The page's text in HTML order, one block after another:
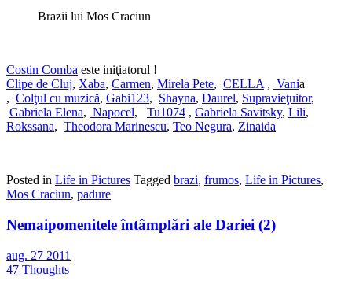
Brazii lui Mos Craciun
Costin Comba este iniţiatorul !
Clipe de Cluj, Xaba, Carmen, Mirela Pete, CELLA , Vania
, Colţul cu muzică, Gabi123, Shayna, Daurel, Supravieţuitor,
Gabriela Elena, Napocel, Tu1074 , Gabriela Savitsky, Lili,
Rokssana, Theodora Marinescu, Teo Negura, Zinaida
Posted in Life in Pictures Tagged brazi, frumos, Life in Pictures,
Mos Craciun, padure
Nemaipomenitele întâmplări ale Dariei (2)
aug. 27 2011
47 Thoughts